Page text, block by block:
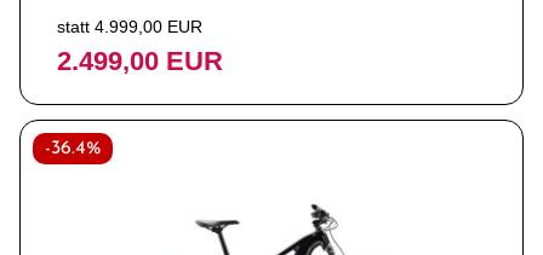
statt 4.999,00 EUR
2.499,00 EUR
-36.4%